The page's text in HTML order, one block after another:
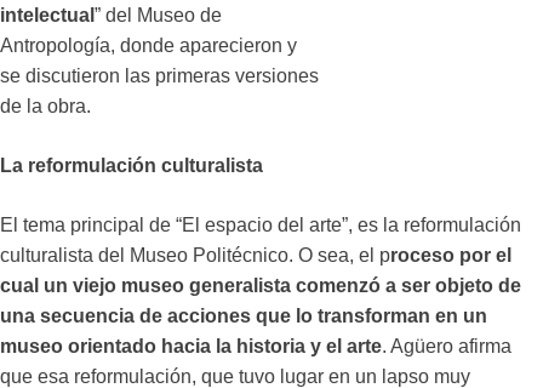
intelectual ” del Museo de
Antropología, donde aparecieron y
se discutieron las primeras versiones
de la obra.
La reformulación culturalista
El tema principal de “El espacio del arte”, es la reformulación
culturalista del Museo Politécnico. O sea, el proceso por el
cual un viejo museo generalista comenzó a ser objeto de
una secuencia de acciones que lo transforman en un
museo orientado hacia la historia y el arte. Agüero afirma
que esa reformulación, que tuvo lugar en un lapso muy